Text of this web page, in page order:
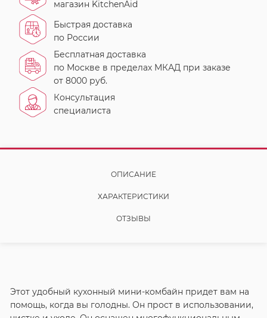
магазин KitchenAid
Быстрая доставка
по России
Бесплатная доставка
по Москве в пределах МКАД при заказе
от 8000 руб.
Консультация
специалиста
ОПИСАНИЕ
ХАРАКТЕРИСТИКИ
ОТЗЫВЫ
Этот удобный кухонный мини-комбайн придет вам на
помощь, когда вы голодны. Он прост в использовании,